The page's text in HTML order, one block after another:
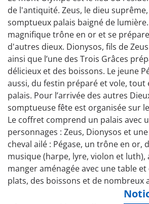
de l'antiquité. Zeus, le dieu
somptueux palais baigné de
magnifique trône en or et se
d'autres dieux. Dionysos, fils de
ainsi que l’une des Trois Grâces
délicieux et des boissons. Le jeune
aussi, du festin préparé et vole, tout
palais. Pour l’arrivée des autres
somptueuse fête est organisée sur
Le coffret comprend un palais avec
personnages : Zeus, Dionysos et
cheval ailé : Pégase, un trône en or,
musique (harpe, lyre, violon et luth),
manger aménagée avec une table et
plats, des boissons et de nombreux